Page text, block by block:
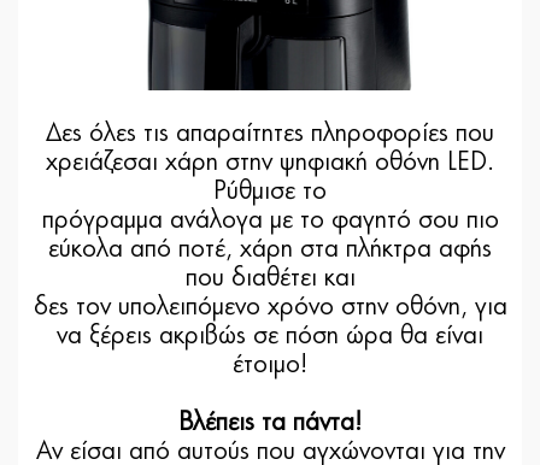
Δες όλες τις απαραίτητες πληροφορίες που
χρειάζεσαι χάρη στην ψηφιακή οθόνη LED.
Ρύθμισε το
πρόγραμμα ανάλογα με το φαγητό σου πιο
εύκολα από ποτέ, χάρη στα πλήκτρα αφής
που διαθέτει και
δες τον υπολειπόμενο χρόνο στην οθόνη, για
να ξέρεις ακριβώς σε πόση ώρα θα είναι
έτοιμο!
Βλέπεις τα πάντα!
Αν είσαι από αυτούς που αγχώνονται για την